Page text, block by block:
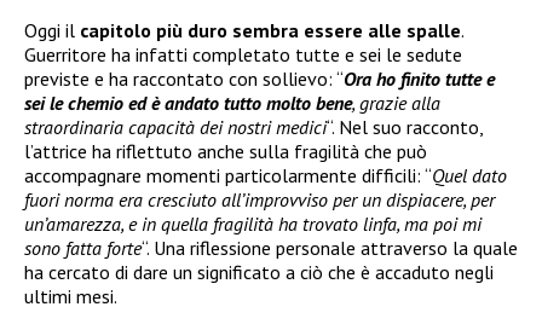
Oggi il capitolo più duro sembra essere alle spalle.
Guerritore ha infatti completato tutte e sei le sedute
previste e ha raccontato con sollievo: “Ora ho finito tutte e
sei le chemio ed è andato tutto molto bene, grazie alla
straordinaria capacità dei nostri medici“. Nel suo racconto,
l’attrice ha riflettuto anche sulla fragilità che può
accompagnare momenti particolarmente difficili: “Quel dato
fuori norma era cresciuto all’improvviso per un dispiacere, per
un’amarezza, e in quella fragilità ha trovato linfa, ma poi mi
sono fatta forte“. Una riflessione personale attraverso la quale
ha cercato di dare un significato a ciò che è accaduto negli
ultimi mesi.